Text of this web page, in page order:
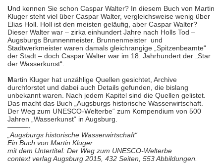
Und kennen Sie schon Caspar Walter? In diesem Buch von Martin
Kluger steht viel über Caspar Walter, vergleichsweise wenig über
Elias Holl. Holl ist den meisten geläufig, aber Caspar Walter?
Dieser Walter war – zirka einhundert Jahre nach Holls Tod –
Augsburgs Brunnenmeister. Brunnenmeister und
Stadtwerkmeister waren damals gleichrangige „Spitzenbeamte“
der Stadt – doch Caspar Walter war im 18. Jahrhundert der „Star
der Wasserkunst“.
Martin Kluger hat unzählige Quellen gesichtet, Archive
durchforstet und dabei auch Details gefunden, die bislang
unbekannt waren. Nach jedem Kapitel sind die Quellen gelistet.
Das macht das Buch „Augsburgs historische Wasserwirtschaft.
Der Weg zum UNESCO-Welterbe“ zum Kompendium von 500
Jahren „Wasserkunst“ in Augsburg.
———-
„Augsburgs historische Wasserwirtschaft“
Ein Buch von Martin Kluger
mit dem Untertitel: Der Weg zum UNESCO-Welterbe
context verlag Augsburg 2015, 432 Seiten, 553 Abbildungen.